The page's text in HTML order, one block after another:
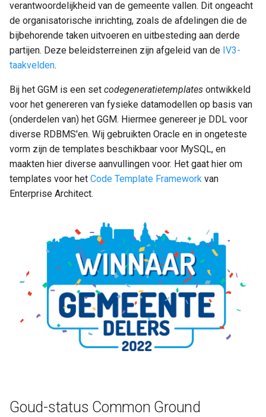
a
l
i
e
r
e
Onderwijs
Sociaal domein
Gemeentebegraven
Dak- en thuislozen
Volksgezondheid en milieu
Volkshuisvesting,
Interne organisatie
Dienstverlening
Sport, Cultuur en Recreatie
Jeugdbescherming
Gemeentebegrafenissen
Dak- en thuislozen
Sociaal Domein Generiek
Volksgezondheid en milieu
Volkshuisvesting,
leefomgeving en
stedelijke vernieuwing
Kern
verantwoordelijkheid van de gemeente vallen. Dit ongeacht
de organisatorische inrichting, zoals de afdelingen die de
bijbehorende taken uitvoeren en uitbesteding aan derde
partijen. Deze beleidsterreinen zijn afgeleid van de IV3-
taakvelden.
Bij het GGM is een set codegeneratietemplates ontwikkeld
voor het genereren van fysieke datamodellen op basis van
(onderdelen van) het GGM. Hiermee genereer je DDL voor
diverse RDBMS'en. Wij gebruikten Oracle en in ongeteste
vorm zijn de templates beschikbaar voor MySQL, en
maakten hier diverse aanvullingen voor. Het gaat hier om
templates voor het Code Template Framework van
Enterprise Architect.
Goud-status Common Ground